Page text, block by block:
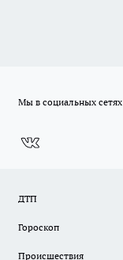
Мы в социальных сетях
ДТП
Гороскоп
Происшествия